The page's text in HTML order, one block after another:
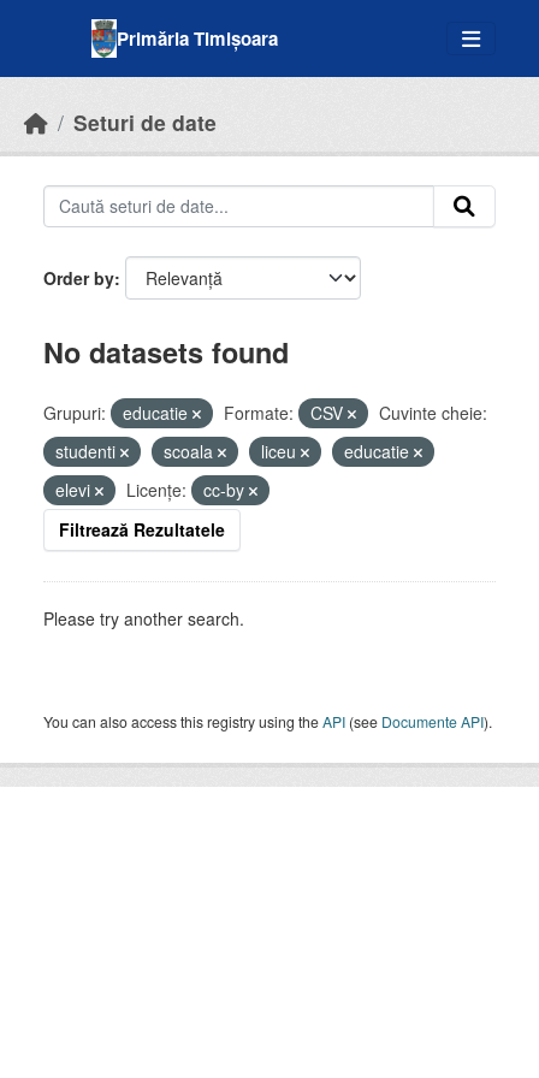
Primăria Timișoara
Seturi de date
Order by
No datasets found
Grupuri: educatie Formate: CSV
Cuvinte cheie:
studenti
scoala liceu
educatie
elevi
Licenţe:
cc-by
Filtrează Rezultatele
Please try another search.
You can also access this registry using theAPI (see Documente API).